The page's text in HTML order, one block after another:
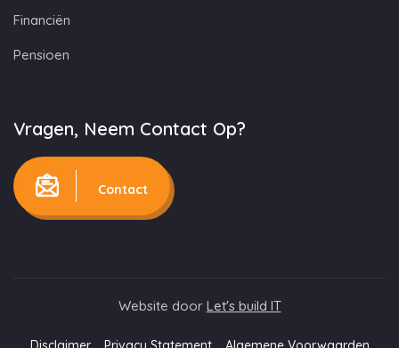
Financiën
Pensioen
Vragen, Neem Contact Op?
Contact
Website door Let's build IT